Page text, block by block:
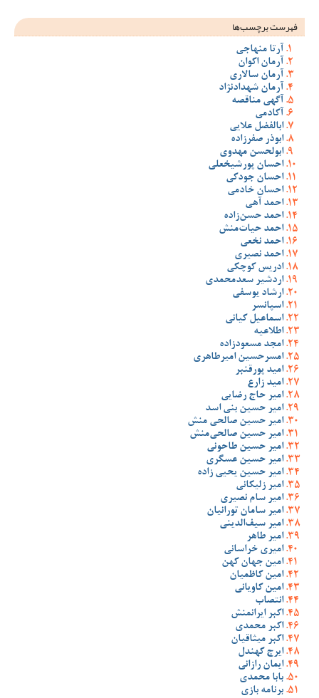
فهرست برچسب‌ها
آرتا منهاجی
آرمان اکوان
آرمان سالاری
آرمان شهدادنژاد
آگهی مناقصه
آکادمی
ابالفضل علایی
ابوذر صفرزاده
ابولحسن مهدوی
احسان پورشیخعلی
احسان جودکی
احسان خادمی
احمد آهی
احمد حسن‌زاده
احمد حیات‌منش
احمد نخعی
احمد نصیری
ادریس کوچکی
اردشیر سعدمحمدی
ارشاد یوسفی
اسپانسر
اسماعیل کیانی
اطلاعیه
امجد مسعودزاده
امسرحسین امیرطاهری
امید پورقنبر
امید زارع
امیر حاج رضایی
امیر حسین بنی اسد
امیر حسین صالحی منش
امیر حسین صالحی‌منش
امیر حسین طاحونی
امیر حسین عسگری
امیر حسین یحیی زاده
امیر زلیکانی
امیر سام نصیری
امیر سامان تورانیان
امیر سیف‌الدینی
امیر طاهر
امیری خراسانی
امین جهان کهن
امین کاظمیان
امین کاویانی
انتصاب
اکبر ایرانمنش
اکبر محمدی
اکبر میثاقیان
ایرج کهندل
ایمان رازانی
بابا محمدی
برنامه بازی